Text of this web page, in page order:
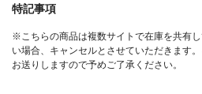
特記事項
※こちらの商品は複数サイトで在庫を共有
い場合、キャンセルとさせていただきます
お送りしますので予めご了承ください。